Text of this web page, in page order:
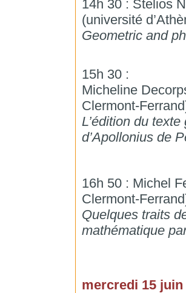
14h 30 : Stelios
(université
Geometric and
15h 30 :
Micheline
Clermont-
L’édition du
d’Apollonius de
16h 50 : Michel
Clermont-
Quelques traits
mathématique
mercredi 15 juin